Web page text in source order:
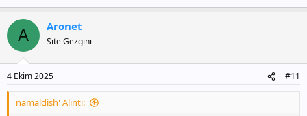
A Aronet
Site Gezgini
4 Ekim 2025 #11
namaldish' Alıntı: